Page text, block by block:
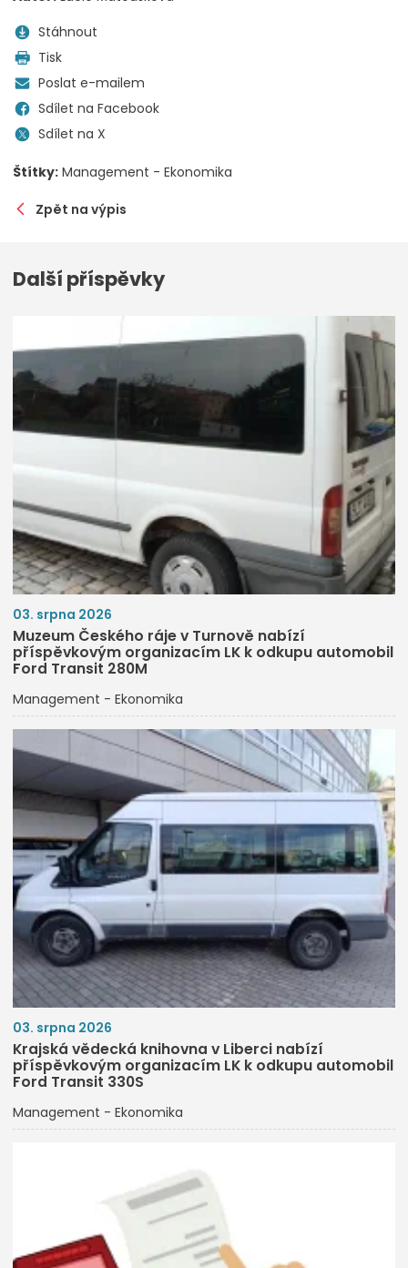
Stáhnout
Tisk
Poslat e-mailem
Sdílet na Facebook
Sdílet na X
Štítky: Management - Ekonomika
Zpět na výpis
Další příspěvky
03. srpna 2026
Muzeum Českého ráje v Turnově nabízí
příspěvkovým organizacím LK k odkupu automobil
Ford Transit 280M
Management - Ekonomika
03. srpna 2026
Krajská vědecká knihovna v Liberci nabízí
příspěvkovým organizacím LK k odkupu automobil
Ford Transit 330S
Management - Ekonomika